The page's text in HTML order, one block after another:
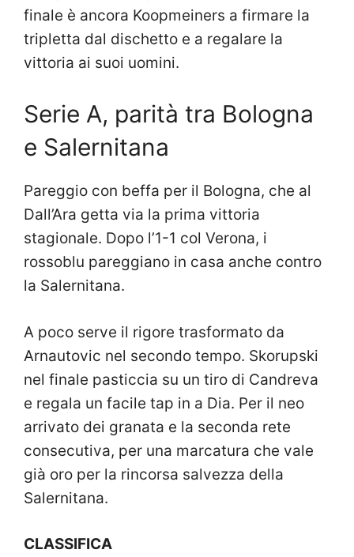
finale è ancora Koopmeiners a firmare la
tripletta dal dischetto e a regalare la
vittoria ai suoi uomini.
Serie A, parità tra Bologna
e Salernitana
Pareggio con beffa per il Bologna, che al
Dall’Ara getta via la prima vittoria
stagionale. Dopo l’1-1 col Verona, i
rossoblu pareggiano in casa anche contro
la Salernitana.
A poco serve il rigore trasformato da
Arnautovic nel secondo tempo. Skorupski
nel finale pasticcia su un tiro di Candreva
e regala un facile tap in a Dia. Per il neo
arrivato dei granata e la seconda rete
consecutiva, per una marcatura che vale
già oro per la rincorsa salvezza della
Salernitana.
CLASSIFICA